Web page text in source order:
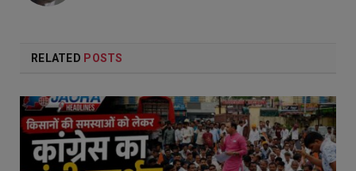
RELATED POSTS